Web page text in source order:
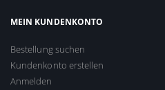
MEIN KUNDENKONTO
Bestellung suchen
Kundenkonto erstellen
Anmelden